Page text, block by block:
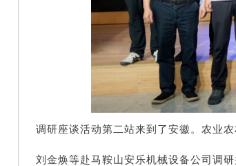
调研座谈活动第二站来到了安徽。农业
刘金焕等赴马鞍山安乐机械设备公司调研